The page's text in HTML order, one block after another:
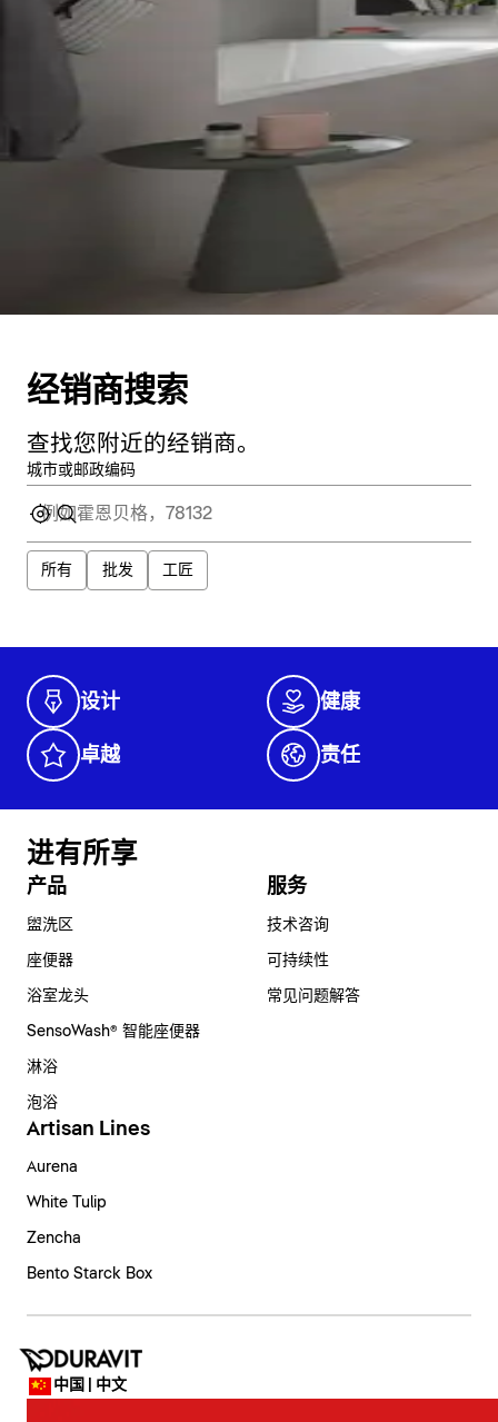
经销商搜索
查找您附近的经销商。
城市或邮政编码
所有 批发 工匠
设计 健康
卓越 责任
进有所享
产品
盥洗区
座便器
浴室龙头
SensoWash® 智能座便器
淋浴
泡浴
服务
技术咨询
可持续性
常见问题解答
Artisan Lines
Aurena
White Tulip
Zencha
Bento Starck Box
中国 | 中文